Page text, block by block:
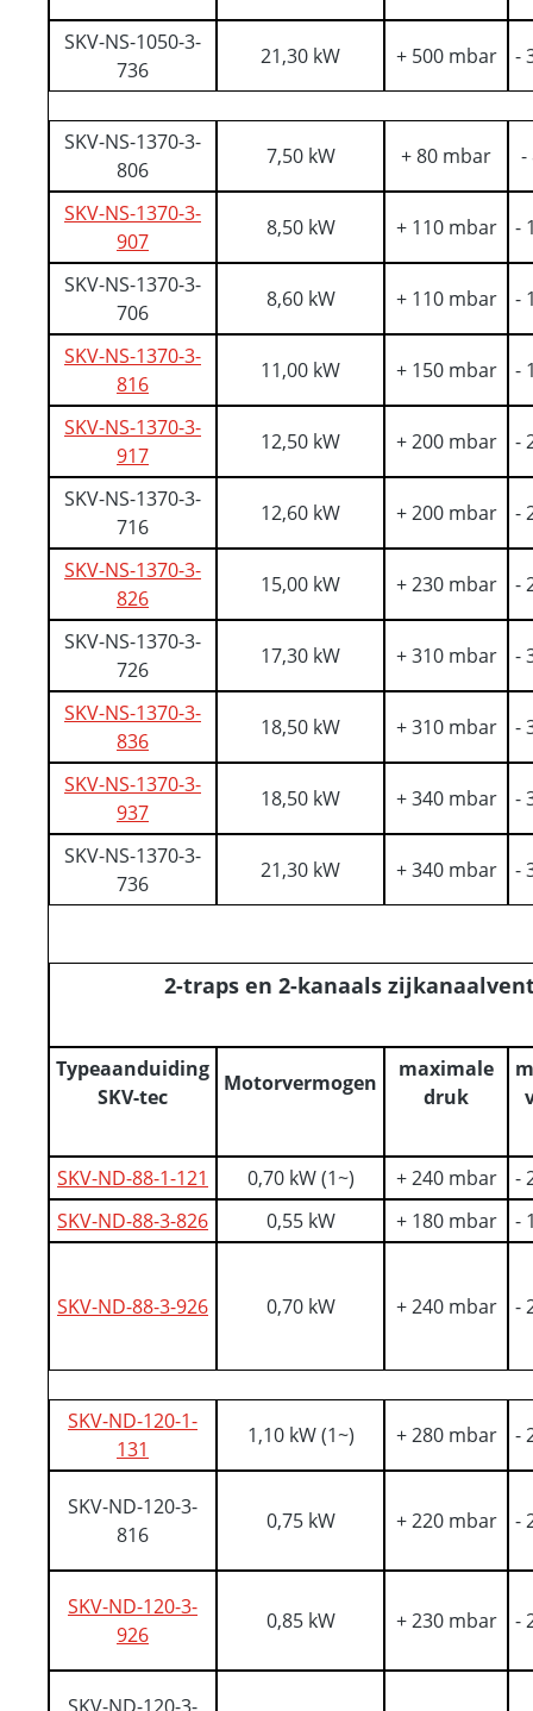
SKV-NS-1050-3-
736
21,30 kW + 500 mbar -
SKV-NS-1370-3-
806
7,50 kW + 80 mbar -
SKV-NS-1370-3-
907
8,50 kW + 110 mbar -
SKV-NS-1370-3-
706
8,60 kW + 110 mbar -
SKV-NS-1370-3-
816
11,00 kW + 150 mbar -
SKV-NS-1370-3-
917
12,50 kW + 200 mbar -
SKV-NS-1370-3-
716
12,60 kW + 200 mbar -
SKV-NS-1370-3-
826
15,00 kW + 230 mbar -
SKV-NS-1370-3-
726
17,30 kW + 310 mbar -
SKV-NS-1370-3-
836
18,50 kW + 310 mbar -
SKV-NS-1370-3-
937
18,50 kW + 340 mbar -
SKV-NS-1370-3-
736
21,30 kW + 340 mbar -
2-traps en 2-kanaals
Typeaanduiding
SKV-tec
Motorvermogen
maximale
druk
SKV-ND-88-1-121 0,70 kW (1~) + 240 mbar
-
SKV-ND-88-3-826
0,55 kW + 180 mbar -
SKV-ND-88-3-926 0,70 kW + 240 mbar -
SKV-ND-120-1-
131
1,10 kW (1~) + 280 mbar -
SKV-ND-120-3-
816
0,75 kW + 220 mbar -
SKV-ND-120-3-
926
0,85 kW + 230 mbar -